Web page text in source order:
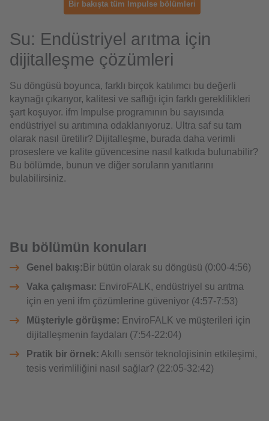
Bir bakışta tüm Impulse bölümleri
Su: Endüstriyel arıtma için
dijitalleşme çözümleri
Su döngüsü boyunca, farklı birçok katılımcı bu değerli
kaynağı çıkarıyor, kalitesi ve saflığı için farklı gereklilikleri
şart koşuyor. ifm Impulse programının bu sayısında
endüstriyel su arıtımına odaklanıyoruz. Ultra saf su tam
olarak nasıl üretilir? Dijitalleşme, burada daha verimli
proseslere ve kalite güvencesine nasıl katkıda bulunabilir?
Bu bölümde, bunun ve diğer soruların yanıtlarını
bulabilirsiniz.
Bu bölümün konuları
Genel bakış: Bir bütün olarak su döngüsü (0:00-4:56)
Vaka çalışması: EnviroFALK, endüstriyel su arıtma
için en yeni ifm çözümlerine güveniyor (4:57-7:53)
Müşteriyle görüşme: EnviroFALK ve müşterileri için
dijitalleşmenin faydaları (7:54-22:04)
Pratik bir örnek: Akıllı sensör teknolojisinin etkileşimi,
tesis verimliliğini nasıl sağlar? (22:05-32:42)